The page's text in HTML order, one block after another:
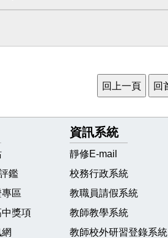
鑑
區
獎項
資訊系統
靜修E-mail
校務行政系統
教職員請假系統
教師教學系統
教師校外研習登錄系統